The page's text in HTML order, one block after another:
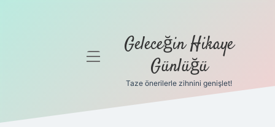
Gizlilik
menüyü Geleceğin Hikaye
Günlüğü
Taze önerilerle zihnini genişlet!